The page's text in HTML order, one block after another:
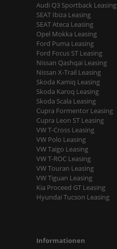
Audi Q3 Sportback Leasing
SEAT Ibiza Leasing
SEAT Ateca Leasing
Opel Mokka Leasing
Ford Puma Leasing
Ford Focus ST Leasing
Nissan Qashqai Leasing
Nissan X-Trail Leasing
Skoda Kamiq Leasing
Skoda Karoq Leasing
Skoda Scala Leasing
Cupra Formentor Leasing
Cupra Leon ST Leasing
VW T-Cross Leasing
VW Polo Leasing
VW Taigo Leasing
VW T-ROC Leasing
VW Touran Leasing
VW Tiguan Leasing
Kia Proceed GT Leasing
Hyundai Tucson Leasing
Informationen